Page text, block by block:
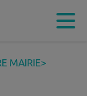
MAIRIE>